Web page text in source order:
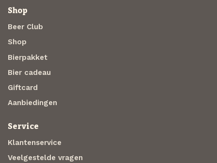
Shop
Beer Club
Shop
Bierpakket
Bier cadeau
Giftcard
Aanbiedingen
Service
Klantenservice
Veelgestelde vragen